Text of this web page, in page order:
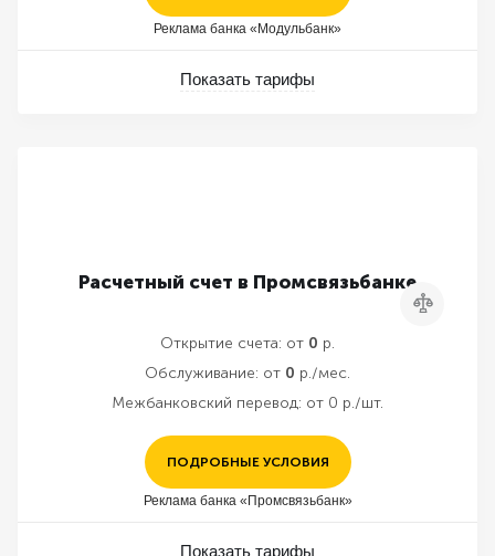
Реклама банка «Модульбанк»
Показать тарифы
Расчетный счет в Промсвязьбанке
Сравнить
Открытие счета: от 0 р.
Обслуживание: от 0 р./мес.
Межбанковский перевод: от 0 р./шт.
ПОДРОБНЫЕ УСЛОВИЯ
Реклама банка «Промсвязьбанк»
Показать тарифы